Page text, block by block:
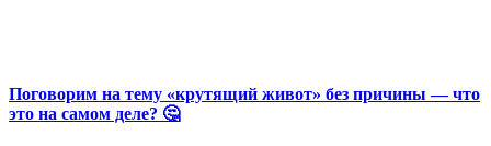
Поговорим на тему «крутящий живот» без причины — что
это на самом деле? 🤔